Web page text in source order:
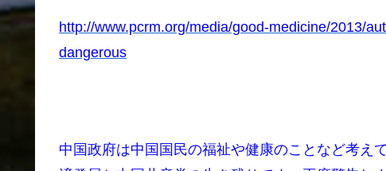
http://www.pcrm.org/media/good-medicine/2013/
dangerous
中国政府は中国国民の福祉や健康のことなど考え